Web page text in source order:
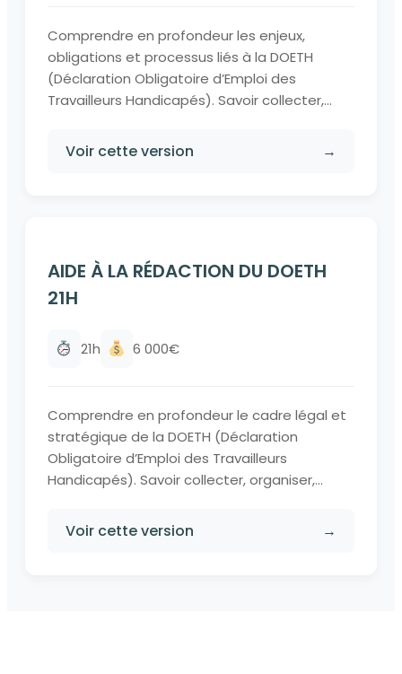
Comprendre en profondeur les enjeux,
obligations et processus liés à la DOETH
(Déclaration Obligatoire d’Emploi des
Travailleurs Handicapés). Savoir collecter,...
Voir cette version →
AIDE À LA RÉDACTION DU DOETH
21H
21h 6 000€
Comprendre en profondeur le cadre légal et
stratégique de la DOETH (Déclaration
Obligatoire d’Emploi des Travailleurs
Handicapés). Savoir collecter, organiser,...
Voir cette version →